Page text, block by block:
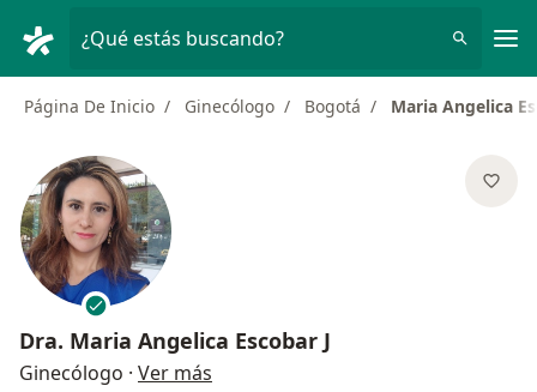
¿Qué estás buscando?
Página De Inicio Ginecólogo Bogotá Maria Angelica
Dra. Maria Angelica Escobar J
Ginecólogo · Ver más